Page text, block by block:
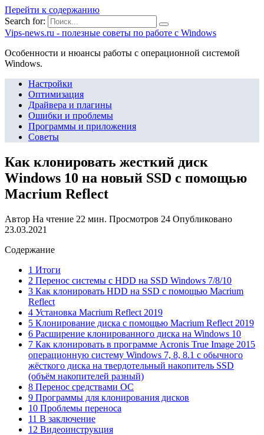
Перейти к содержанию
Search for:
Vips-news.ru - полезные советы по работе с Windows
Особенности и нюансы работы с операционной системой
Windows.
Настройки
Оптимизация
Драйвера и плагины
Ошибки и проблемы
Программы и приложения
Советы
Как клонировать жесткий диск
Windows 10 на новый SSD с помощью
Macrium Reflect
Автор На чтение 22 мин. Просмотров 24 Опубликовано
23.03.2021
Содержание
1 Итоги
2 Перенос системы с HDD на SSD Windows 7/8/10
3 Как клонировать HDD на SSD с помощью Macrium
Reflect
4 Установка Macrium Reflect 2019
5 Клонирование диска с помощью Macrium Reflect 2019
6 Расширение клонированного диска на Windows 10
7 Как клонировать в программе Acronis True Image 2015
операционную систему Windows 7, 8, 8.1 с обычного
жёсткого диска на твердотельный накопитель SSD
(объём накопителей разный)
8 Перенос средствами ОС
9 Программы для клонирования дисков
10 Проблемы переноса
11 В заключение
12 Видеоинструкция